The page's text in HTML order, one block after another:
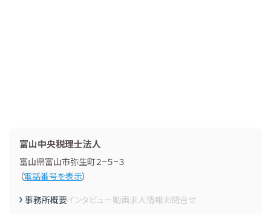
富山中央税理士法人
富山県富山市弥生町２−５−３
（電話番号を表示）
事務所概要インタビュー動画求人情報お問合せ